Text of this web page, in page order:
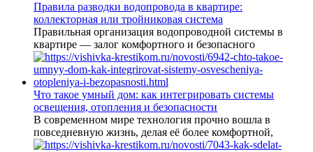
Правила разводки водопровода в квартире:
коллекторная или тройниковая система
Правильная организация водопроводной системы в
квартире — залог комфортного и безопасного
Что такое умный дом: как интегрировать системы
освещения, отопления и безопасности
В современном мире технология прочно вошла в
повседневную жизнь, делая её более комфортной,